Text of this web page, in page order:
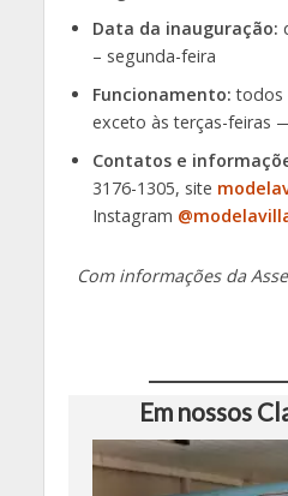
Data da inauguração:
– segunda-feira
Funcionamento: todos
exceto às terças-feiras
Contatos e
3176-1305, site
Instagram
Com informações da
Em nossos